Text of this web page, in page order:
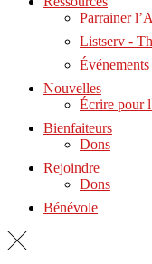
Parrainer
Listserv -
Événements
Nouvelles
Écrire pour
Bienfaiteurs
Dons
Rejoindre
Dons
Bénévole